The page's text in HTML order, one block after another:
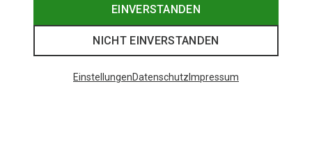
EINVERSTANDEN
NICHT EINVERSTANDEN
EinstellungenDatenschutz Impressum